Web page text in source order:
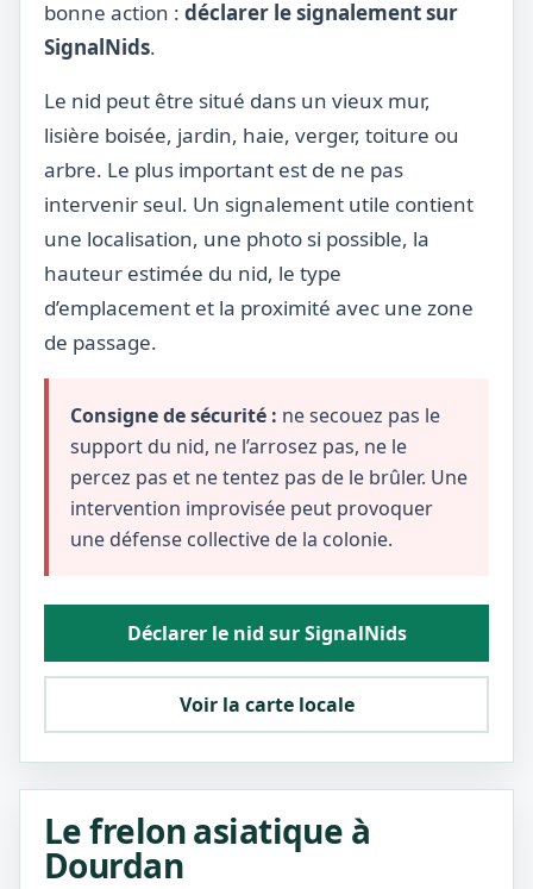
bonne action : déclarer le signalement sur
SignalNids.
Le nid peut être situé dans un vieux mur,
lisière boisée, jardin, haie, verger, toiture ou
arbre. Le plus important est de ne pas
intervenir seul. Un signalement utile contient
une localisation, une photo si possible, la
hauteur estimée du nid, le type
d’emplacement et la proximité avec une zone
de passage.
Consigne de sécurité : ne secouez pas le
support du nid, ne l’arrosez pas, ne le
percez pas et ne tentez pas de le brûler. Une
intervention improvisée peut provoquer
une défense collective de la colonie.
Déclarer le nid sur SignalNids
Voir la carte locale
Le frelon asiatique à
Dourdan